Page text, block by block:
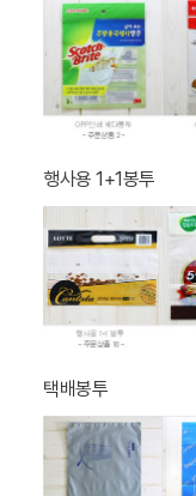
행사용 1+1봉투
택배봉투